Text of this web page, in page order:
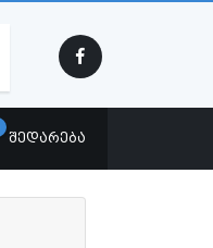
ᲨᲔᲓᲐᲠᲔᲑᲐ